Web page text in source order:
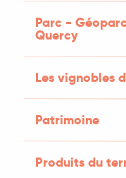
Parc -
Quercy
Les vignobles
Patrimoine
Produits du